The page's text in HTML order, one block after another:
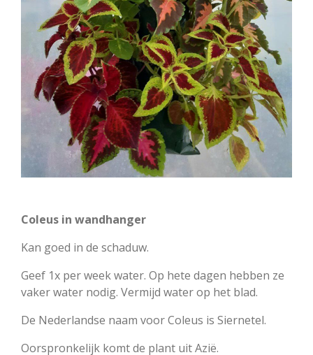
Coleus in wandhanger
Kan goed in de schaduw.
Geef 1x per week water. Op hete dagen hebben ze
vaker water nodig. Vermijd water op het blad.
De Nederlandse naam voor Coleus is Siernetel.
Oorspronkelijk komt de plant uit Azië.